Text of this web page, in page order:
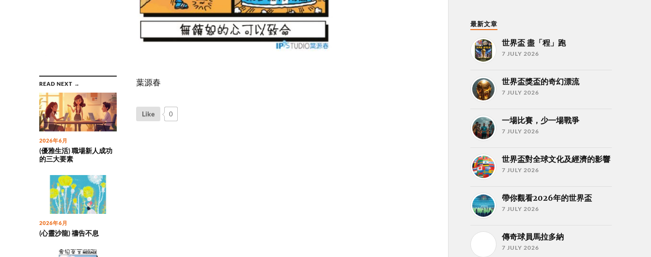
READ NEXT →
2026年6月
(優雅生活) 職場新人成功
的三大要素
2026年6月
(心靈沙龍) 禱告不息
葉源春
Like 0
最新文章
世界盃 盡「程」跑
7 JULY 2026
世界盃獎盃的奇幻漂流
7 JULY 2026
一場比賽，少一場戰爭
7 JULY 2026
世界盃對全球文化及經濟的影響
7 JULY 2026
帶你觀看2026年的世界盃
7 JULY 2026
傳奇球員馬拉多納
7 JULY 2026